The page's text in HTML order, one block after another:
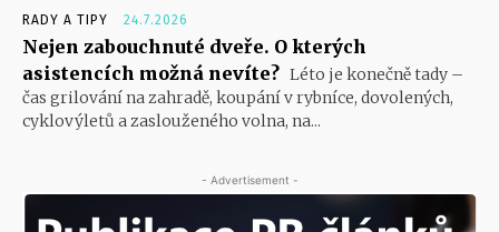
RADY A TIPY 24.7.2026
Nejen zabouchnuté dveře. O kterých
asistencích možná nevíte? Léto je konečně tady –
čas grilování na zahradě, koupání v rybníce, dovolených,
cyklovýletů a zaslouženého volna, na...
- Advertisement -